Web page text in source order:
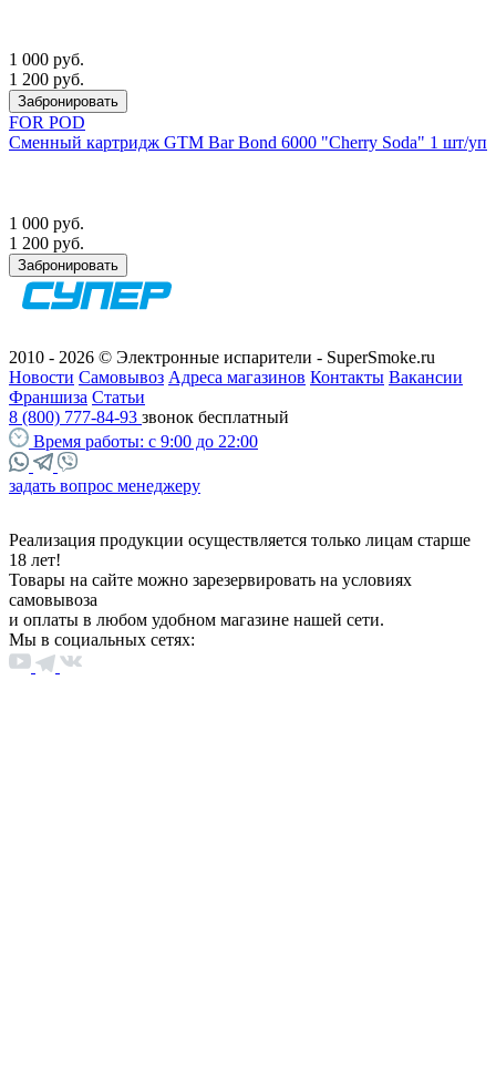
1 000 руб.
1 200 руб.
Забронировать
FOR POD
Сменный картридж GTM Bar Bond 6000 "Cherry Soda" 1 шт/уп
1 000 руб.
1 200 руб.
Забронировать
2010 - 2026 © Электронные испарители - SuperSmoke.ru
Новости Самовывоз Адреса магазинов Контакты Вакансии
Франшиза Статьи
8 (800) 777-84-93 звонок бесплатный
Время работы: с 9:00 до 22:00
задать вопрос менеджеру
Реализация продукции осуществляется только лицам старше
18 лет!
Товары на сайте можно зарезервировать на условиях
самовывоза
и оплаты в любом удобном магазине нашей сети.
Мы в социальных сетях: